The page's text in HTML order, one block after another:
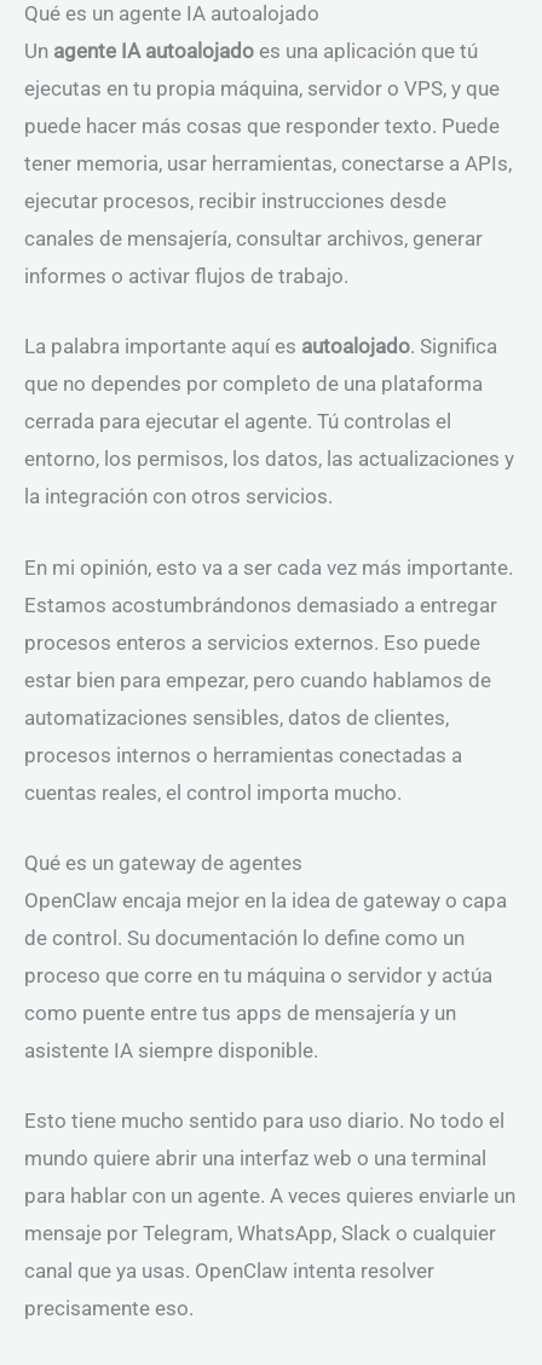
Qué es un agente IA autoalojado
Un agente IA autoalojado es una aplicación que tú
ejecutas en tu propia máquina, servidor o VPS, y que
puede hacer más cosas que responder texto. Puede
tener memoria, usar herramientas, conectarse a APIs,
ejecutar procesos, recibir instrucciones desde
canales de mensajería, consultar archivos, generar
informes o activar flujos de trabajo.
La palabra importante aquí es autoalojado. Significa
que no dependes por completo de una plataforma
cerrada para ejecutar el agente. Tú controlas el
entorno, los permisos, los datos, las actualizaciones y
la integración con otros servicios.
En mi opinión, esto va a ser cada vez más importante.
Estamos acostumbrándonos demasiado a entregar
procesos enteros a servicios externos. Eso puede
estar bien para empezar, pero cuando hablamos de
automatizaciones sensibles, datos de clientes,
procesos internos o herramientas conectadas a
cuentas reales, el control importa mucho.
Qué es un gateway de agentes
OpenClaw encaja mejor en la idea de gateway o capa
de control. Su documentación lo define como un
proceso que corre en tu máquina o servidor y actúa
como puente entre tus apps de mensajería y un
asistente IA siempre disponible.
Esto tiene mucho sentido para uso diario. No todo el
mundo quiere abrir una interfaz web o una terminal
para hablar con un agente. A veces quieres enviarle un
mensaje por Telegram, WhatsApp, Slack o cualquier
canal que ya usas. OpenClaw intenta resolver
precisamente eso.